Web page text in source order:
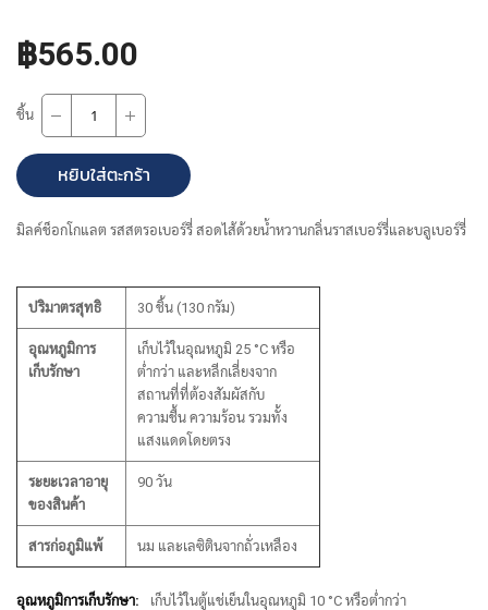
฿565.00
ชิ้น
หยิบใส่ตะกร้า
มิลค์ช็อกโกแลต รสสตรอเบอร์รี่ สอดไส้ด้วยน้ำหวานกลิ่นราสเบอร์รี่และบลูเบอร์รี่
ปริมาตรสุทธิ 30 ชิ้น (130 กรัม)
อุณหภูมิการ
เก็บรักษา
เก็บไว้ในอุณหภูมิ 25 °C หรือ
ต่ำกว่า และหลีกเลี่ยงจาก
สถานที่ที่ต้องสัมผัสกับ
ความชื้น ความร้อน รวมทั้ง
แสงแดดโดยตรง
ระยะเวลาอายุ
ของสินค้า
90 วัน
สารก่อภูมิแพ้ นม และเลซิตินจากถั่วเหลือง
ข้อมูล
เก็บไว้ในตู้แช่เย็นในอุณหภูมิ 10 °C หรือต่ำกว่า